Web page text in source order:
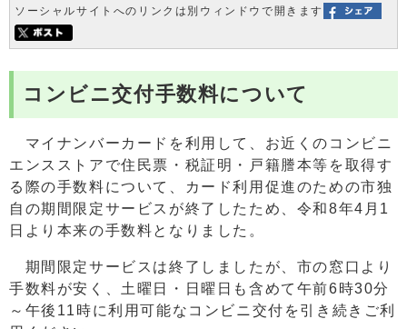
ソーシャルサイトへのリンクは別ウィンドウで開きます
コンビニ交付手数料について
マイナンバーカードを利用して、お近くのコンビニ
エンスストアで住民票・税証明・戸籍謄本等を取得す
る際の手数料について、カード利用促進のための市独
自の期間限定サービスが終了したため、令和8年4月1
日より本来の手数料となりました。
期間限定サービスは終了しましたが、市の窓口より
手数料が安く、土曜日・日曜日も含めて午前6時30分
～午後11時に利用可能なコンビニ交付を引き続きご利